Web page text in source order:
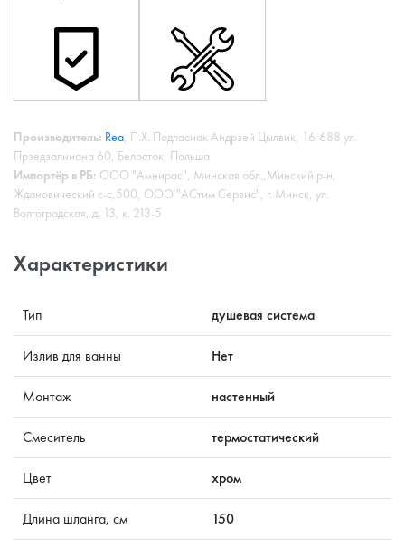
Производитель: Rea, П.Х. Подласиак Андрзей Цылвик, 16-688 ул.
Прзедзалниана 60, Белосток, Польша
Импортёр в РБ: ООО "Амнирас", Минская обл.,Минский р-н,
Ждановический с-с,500, ООО "АСтим Сервис", г. Минск, ул.
Волгоградская, д. 13, к. 213-5
Характеристики
Тип душевая система
Излив для ванны Нет
Монтаж настенный
Смеситель термостатический
Цвет хром
Длина шланга, см 150